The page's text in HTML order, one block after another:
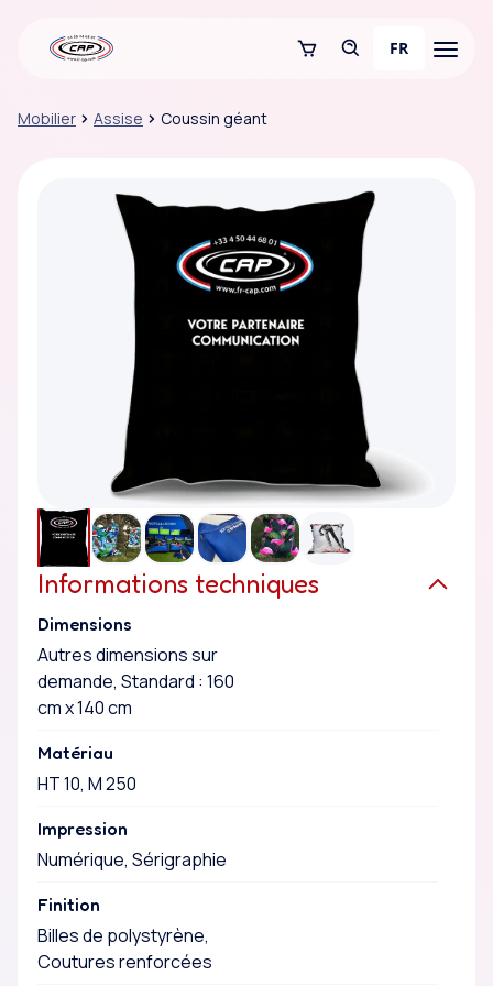
FR
Mobilier Assise Coussin géant
Informations techniques
Dimensions
Autres dimensions sur
demande, Standard : 160
cm x 140 cm
Matériau
HT 10, M 250
Impression
Numérique, Sérigraphie
Finition
Billes de polystyrène,
Coutures renforcées